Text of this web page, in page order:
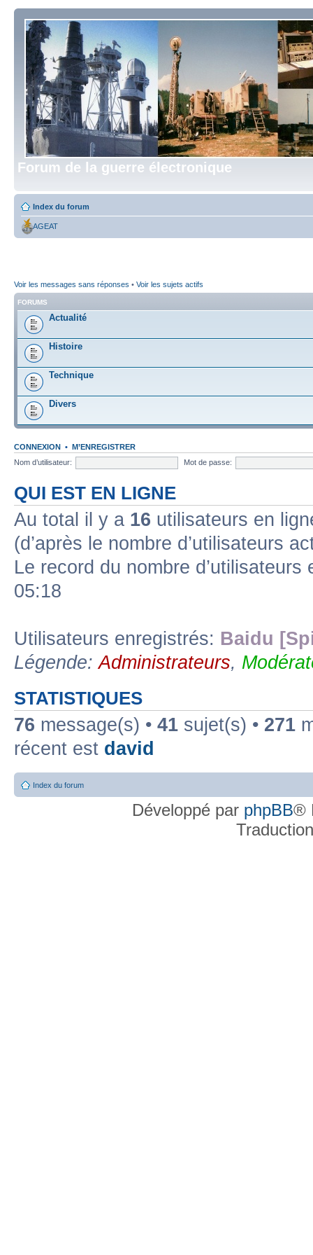
Forum de la guerre électronique
Index du forum
AGEAT
Voir les messages sans réponses • Voir les sujets actifs
FORUMS
Actualité
Histoire
Technique
Divers
CONNEXION • M’ENREGISTRER
Nom d’utilisateur:
Mot de passe:
QUI EST EN LIGNE
Au total il y a 16 utilisateurs en
(d’après le nombre d’utilisateurs
Le record du nombre
05:18
Utilisateurs enregistrés: Baidu
Légende:Administrateurs,
STATISTIQUES
76 message(s) • 41 sujet(s) • 271
récent est david
Index du forum
Développé par phpBB®